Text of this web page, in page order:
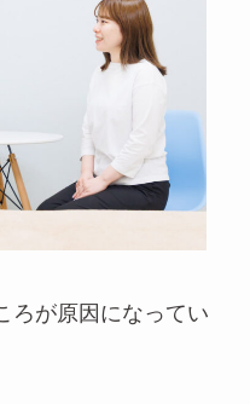
ろが原因になってい